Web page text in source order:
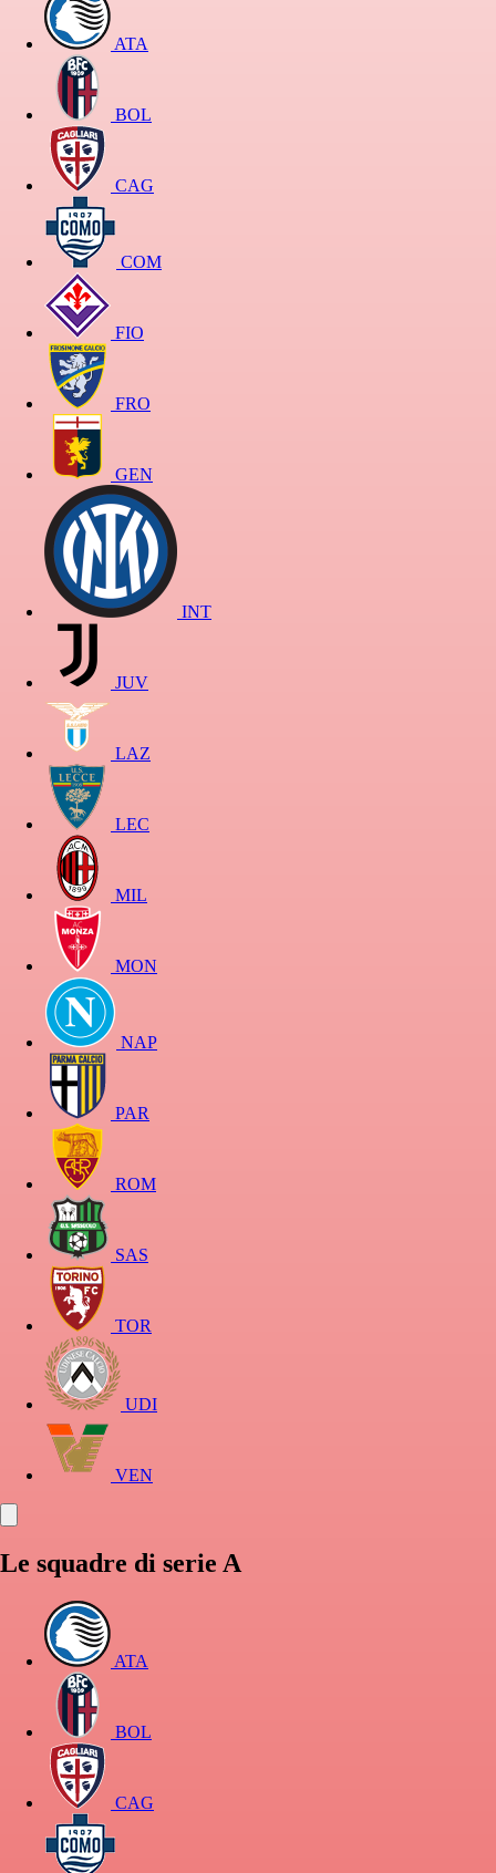
ATA
BOL
CAG
COM
FIO
FRO
GEN
INT
JUV
LAZ
LEC
MIL
MON
NAP
PAR
ROM
SAS
TOR
UDI
VEN
Le squadre di serie A
ATA
BOL
CAG